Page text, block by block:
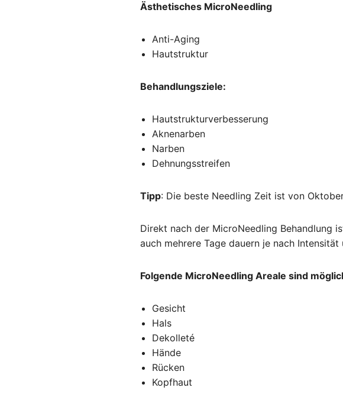
Ästhetisches MicroNeedling
Anti-Aging
Hautstruktur
Behandlungsziele:
Hautstrukturverbesserung
Aknenarben
Narben
Dehnungsstreifen
Tipp: Die beste Needling Zeit ist von
Direkt nach der MicroNeedling Behandlung
auch mehrere Tage dauern je nach Intensität
Folgende MicroNeedling Areale sind
Gesicht
Hals
Dekolleté
Hände
Rücken
Kopfhaut